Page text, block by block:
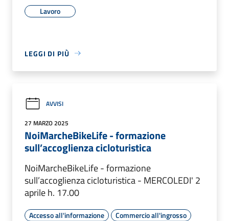
Lavoro
LEGGI DI PIÙ
AVVISI
27 MARZO 2025
NoiMarcheBikeLife - formazione
sull’accoglienza cicloturistica
NoiMarcheBikeLife - formazione
sull’accoglienza cicloturistica - MERCOLEDI' 2
aprile h. 17.00
Accesso all'informazione
Commercio all'ingrosso